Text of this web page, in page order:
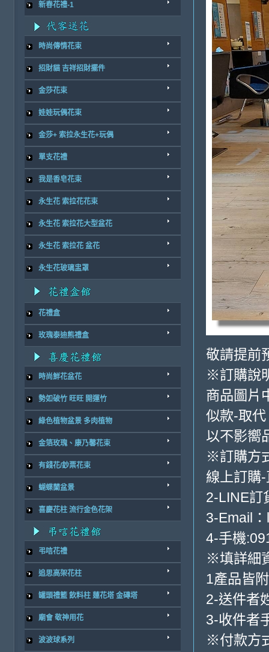
新春花禮-1
時尚傳情花束
招財貓 吉祥招財擺件
金莎花束
娃娃玩偶花束
金莎+ 索拉永生花+玩偶
單支花禮
我是香皂花束
永生花 索拉花花束
永生花 索拉花大型盆花
永生花 索拉花 盆花
永生花玻璃盅罩
花禮盒
玫瑰泰迪熊禮盒
時尚鮮花盆花
勢如破竹 旺旺 開運竹
綠色植物盆景 多肉植物
金箔玫瑰、康乃馨花束
有錢花/鈔票花束
蝴蝶蘭盆景
喜慶花柱 流行金色花架
弔唁花禮
追思高架花柱
罐頭禮籃 飲料柱 蓮花塔 金磚塔
廟會 敬神用花
波波球系列
敬請提前
※訂購說
商品圖片
似款-取代
以不影嚮
※訂購方
線上訂購
2-LINE訂
3-Email
4-手機
※填詳細
1產品皆
2-送件者
3-收件者
※付款方